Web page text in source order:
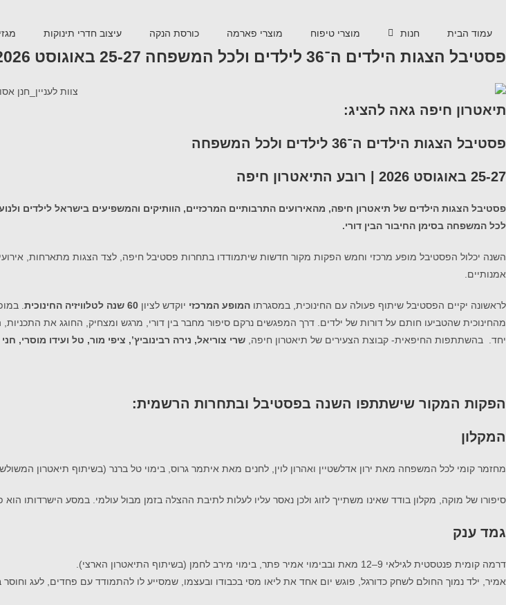
עמוד הבית חנות מוצרי טיפוח מוצרי פארמה כורסת הנקה עיצוב חדרי תינוקות
פסטיבל הצגות הילדים ה־36 לילדים ולכל המשפחה 25-27 באוגוסט 2026
תיאטרון חיפה גאה להציג:
פסטיבל הצגות הילדים ה־36 לילדים ולכל המשפחה
25-27 באוגוסט 2026 | רובע התיאטרון חיפה
לכל המשפחה בסימן החיבור הבין דורי.
השנה יכלול הפסטיבל מופע מרכזי וחמש הפקות מקור חדשות שיתמודדו בתחרות פסטיבל חיפה, לצד הצגות מתארחות, אירועי
אמנותיים.
לראשונה יקיים הפסטיבל שיתוף פעולה עם החינוכית, במסגרתו המופע המרכזי יוקדש לציון 60 שנה לטלוויזיה החינוכית
.
מהחינוכית שהטביעו חותם על דורות של ילדים. דרך המפגשים נרקם סיפור מחבר בין דורי, מרגש ומצחיק, החוגג את התכניות,
יחד. בהשתתפות החיפאית- קבוצת הצעירים של תיאטרון חיפה, שרי צוריאל, נירה רבינוביץ’, ציפי מור, טל ועידו מוסרי,
הפקות המקור שישתתפו השנה בפסטיבל ובתחרות הרשמית:
המקלון
מחזמר קומי לכל המשפחה מאת ירון אדלשטיין ואהרון לוין, לחנים מאת איתמר גרוס, בימוי טל ברנר (בשיתוף תיאטרון
סיפורו של מוקה, מקלון בודד שאינו משתייך לזוג ולכן נאסר עליו לעלות לתיבת ההצלה בזמן מבול עולמי. במסע הישרדותו
גמד ענק
דרמה קומית פנטסטית לגילאי 9–12 מאת ובבימוי אמיר פתר, בימוי מירב לחמן (בשיתוף התיאטרון הארצי).
אמיר, ילד נמוך החולם לשחק כדורגל, פוגש יום אחד את ליאו מסי בכבודו ובעצמו, שמסייע לו להתמודד עם פחדים, לעג וחוסר